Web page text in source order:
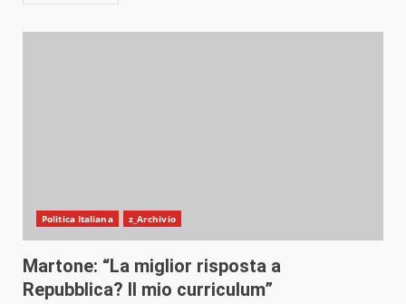
Politica Italiana z_Archivio
Martone: “La miglior risposta a
Repubblica? Il mio curriculum”